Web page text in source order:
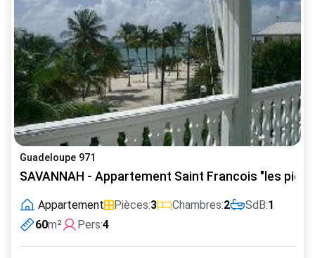
Guadeloupe 971
SAVANNAH - Appartement Saint Francois "les
Appartement Pièces:3 Chambres:2 SdB:1
60m² Pers:4